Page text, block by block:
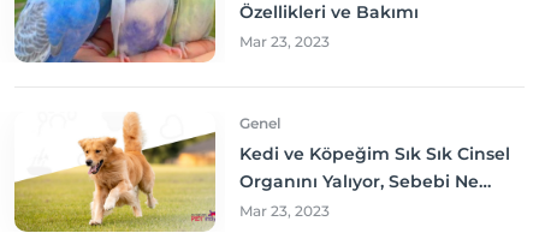
Özellikleri ve Bakımı
Mar 23, 2023
Genel
Kedi ve Köpeğim Sık Sık Cinsel
Organını Yalıyor, Sebebi Ne
Olabilir? Neler yapmalıyım?
Mar 23, 2023